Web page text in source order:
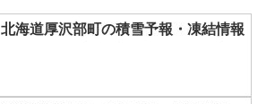
北海道厚沢部町の積雪予報・凍結情報